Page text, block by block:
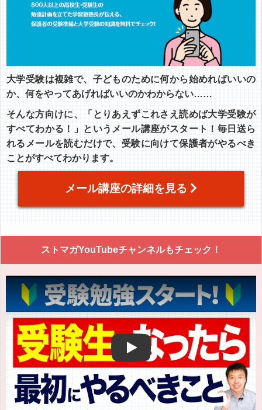
大学受験は複雑で、子どものために何から始めればいいの
か、何をやってあげればいいのかわからない……
そんな方向けに、「とりあえずこれさえ読めば大学受験が
すべてわかる！」というメール講座がスタート！毎日送ら
れるメールを読むだけで、受験に向けて保護者がやるべき
ことがすべてわかります。
メール講座の詳細を見る
ストマガYouTubeチャンネルもチェック！
Play